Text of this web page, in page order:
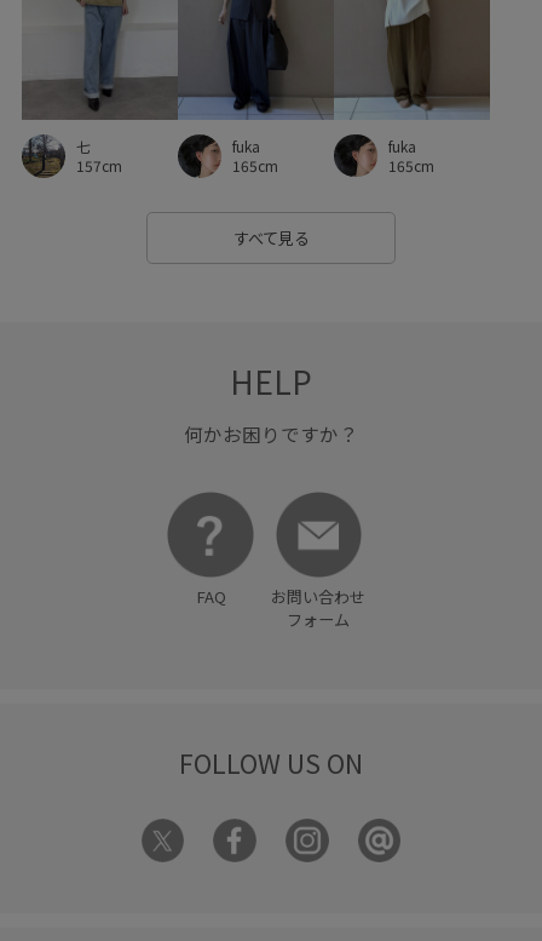
七
157cm
fuka
165cm
fuka
165cm
すべて見る
HELP
何かお困りですか？
FAQ
お問い合わせ
フォーム
FOLLOW US ON